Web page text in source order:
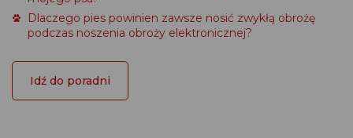
Dlaczego pies powinien zawsze nosić zwykłą obrożę
podczas noszenia obroży elektronicznej?
Idź do poradni